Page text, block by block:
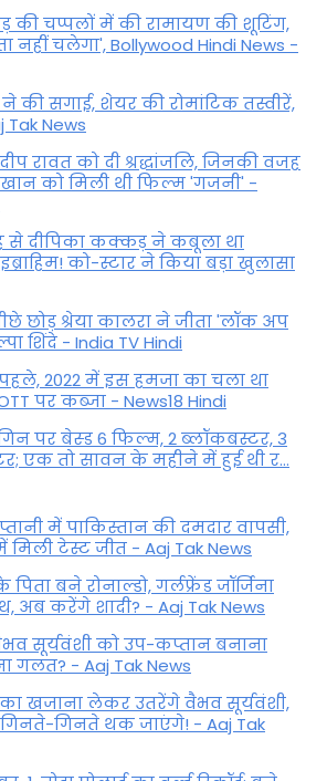
की चप्पलों में की रामायण की शूटिंग,
नहीं चलेगा', Bollywood Hindi News -
की सगाई, शेयर की रोमांटिक तस्वीरें,
Tak News
रावत को दी श्रद्धांजलि, जिनकी वजह
को मिली थी फिल्म 'गजनी' -
से दीपिका कक्कड़ ने कबूला था
को-स्टार ने किया बड़ा खुलासा
छोड़ श्रेया कालरा ने जीता 'लॉक अप
शिंदे - India TV Hindi
2022 में इस हमजा का चला था
पर कब्जा - News18 Hindi
पर बेस्ड 6 फिल्म, 2 ब्लॉकबस्टर, 3
एक तो सावन के महीने में हुई थी र...
में पाकिस्तान की दमदार वापसी,
मिली टेस्ट जीत - Aaj Tak News
बने रोनाल्डो, गर्लफ्रेंड जॉर्जिना
अब करेंगे शादी? - Aaj Tak News
सूर्यवंशी को उप-कप्तान बनाना
गलत? - Aaj Tak News
का खजाना लेकर उतरेंगे वैभव सूर्यवंशी,
गिनते थक जाएंगे! - Aaj Tak